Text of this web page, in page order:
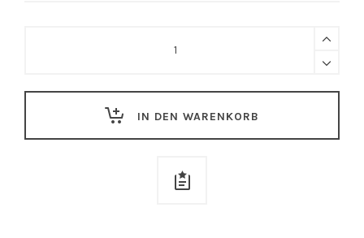
IN DEN WARENKORB